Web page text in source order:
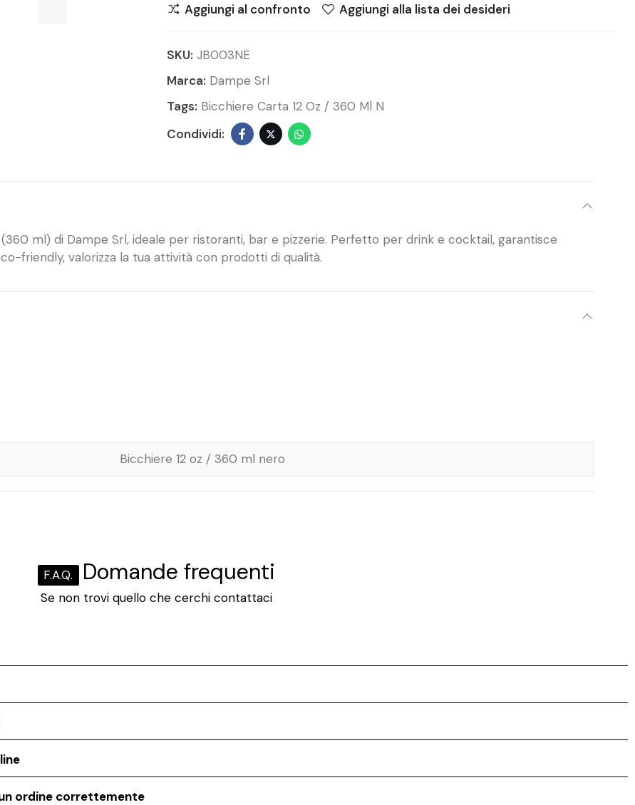
Aggiungi al confronto Aggiungi alla lista dei desideri
SKU: JB003NE
Marca: Dampe Srl
Tags: Bicchiere Carta 12 Oz / 360 Ml N
ml) di Dampe Srl, ideale per ristoranti, bar e pizzerie. Perfetto per drink e cocktail, garantisce
friendly, valorizza la tua attività con prodotti di qualità.
Bicchiere 12 oz / 360 ml nero
F.A.Q. Domande frequenti
Se non trovi quello che cerchi contattaci
ordine correttemente